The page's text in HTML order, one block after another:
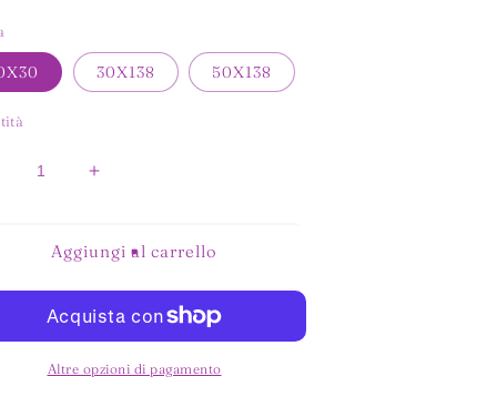
30X138 50X138
Aumenta
VERNICIATO
Aggiungi al carrello
Altre opzioni di pagamento